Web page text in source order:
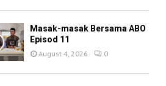
Masak-masak Bersama ABO
Episod 11
August 4, 2026 0